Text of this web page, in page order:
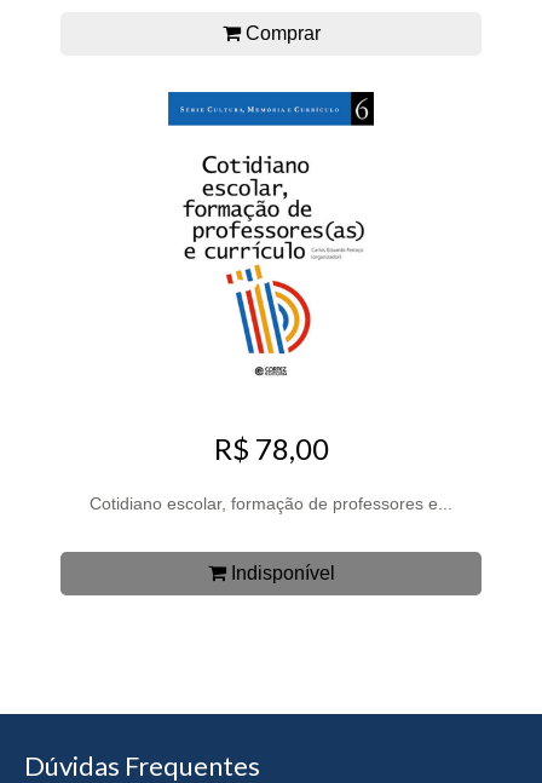
Comprar
R$ 78,00
Cotidiano escolar, formação de professores e...
Indisponível
Dúvidas Frequentes